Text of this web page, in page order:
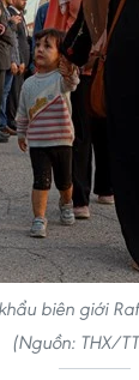
biên giới
(Nguồn: THX/